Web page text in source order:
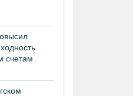
счетам